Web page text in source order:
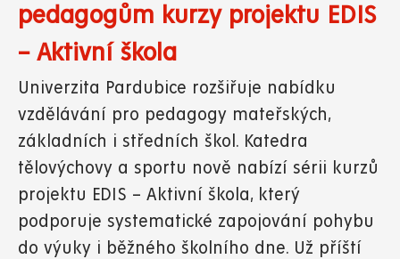
pedagogům kurzy projektu EDIS
– Aktivní škola
Univerzita Pardubice rozšiřuje nabídku
vzdělávání pro pedagogy mateřských,
základních i středních škol. Katedra
tělovýchovy a sportu nově nabízí sérii kurzů
projektu EDIS – Aktivní škola, který
podporuje systematické zapojování pohybu
do výuky i běžného školního dne. Už příští